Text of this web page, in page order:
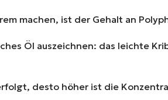
machen, ist der Gehalt an
Öl auszeichnen: das leichte
desto höher ist die